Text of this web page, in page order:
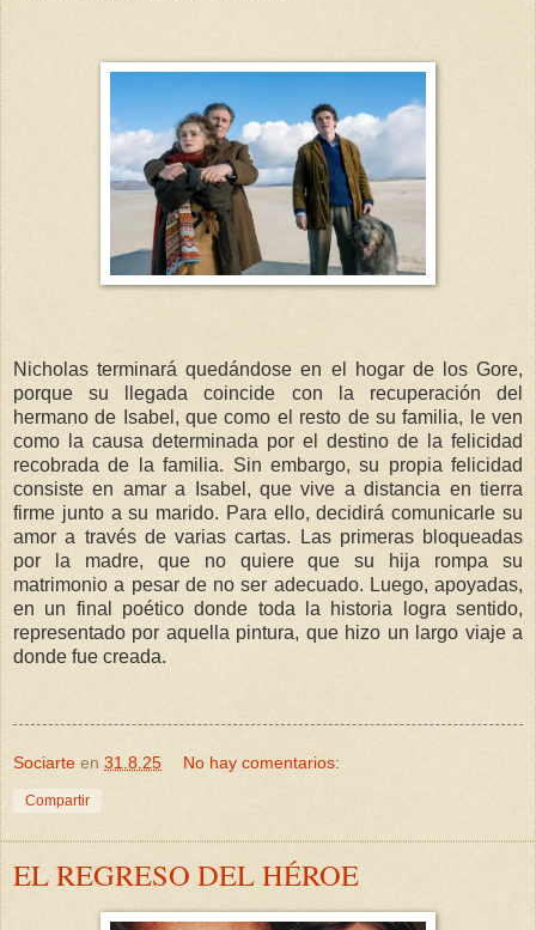
Nicholas terminará quedándose en el hogar de los Gore,
porque su llegada coincide con la recuperación del
hermano de Isabel, que como el resto de su familia, le ven
como la causa determinada por el destino de la felicidad
recobrada de la familia. Sin embargo, su propia felicidad
consiste en amar a Isabel, que vive a distancia en tierra
firme junto a su marido. Para ello, decidirá comunicarle su
amor a través de varias cartas. Las primeras bloqueadas
por la madre, que no quiere que su hija rompa su
matrimonio a pesar de no ser adecuado. Luego, apoyadas,
en un final poético donde toda la historia logra sentido,
representado por aquella pintura, que hizo un largo viaje a
donde fue creada.
Sociarte en 31.8.25 No hay comentarios:
Compartir
EL REGRESO DEL HÉROE